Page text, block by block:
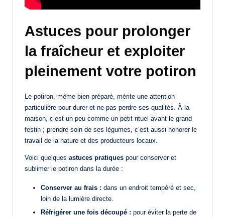
Astuces pour prolonger
la fraîcheur et exploiter
pleinement votre potiron
Le potiron, même bien préparé, mérite une attention
particulière pour durer et ne pas perdre ses qualités. À la
maison, c’est un peu comme un petit rituel avant le grand
festin ; prendre soin de ses légumes, c’est aussi honorer le
travail de la nature et des producteurs locaux.
Voici quelques astuces pratiques pour conserver et
sublimer le potiron dans la durée :
Conserver au frais : dans un endroit tempéré et sec,
loin de la lumière directe.
Réfrigérer une fois découpé : pour éviter la perte de